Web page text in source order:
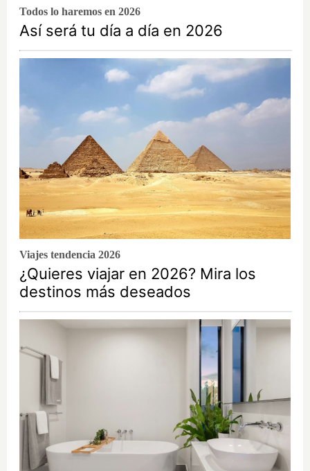
Todos lo haremos en 2026
Así será tu día a día en 2026
Viajes tendencia 2026
¿Quieres viajar en 2026? Mira los
destinos más deseados